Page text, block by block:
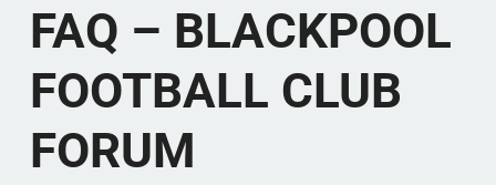
FAQ – BLACKPOOL
FOOTBALL CLUB
FORUM